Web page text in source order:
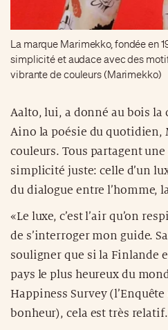
La marque Marimekko, fondée en
simplicité et audace avec des
vibrante de couleurs (Marimekko)
Aalto, lui, a donné au bois la
Aino la poésie du quotidien,
couleurs. Tous partagent
simplicité juste: celle d’un
du dialogue entre l’homme,
«Le luxe, c’est l’air qu’on
de s’interroger mon guide.
souligner que si la Finlande
pays le plus heureux du
Happiness Survey
bonheur), cela est très relatif.